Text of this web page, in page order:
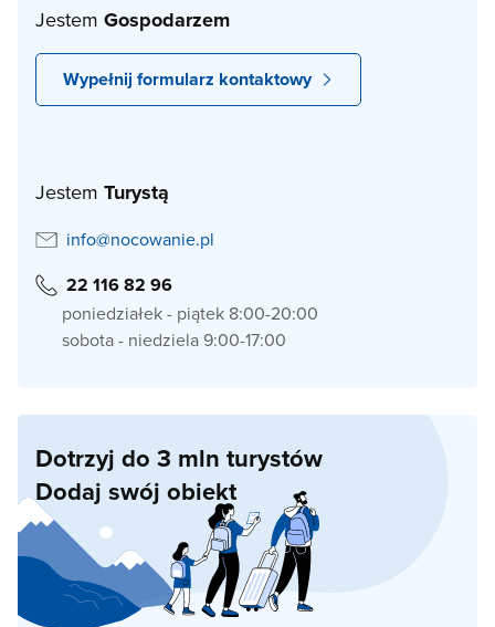
Jestem Gospodarzem
Wypełnij formularz kontaktowy
Jestem Turystą
info@nocowanie.pl
22 116 82 96
poniedziałek - piątek 8:00-20:00
sobota - niedziela 9:00-17:00
Dotrzyj do 3 mln turystów
Dodaj swój obiekt